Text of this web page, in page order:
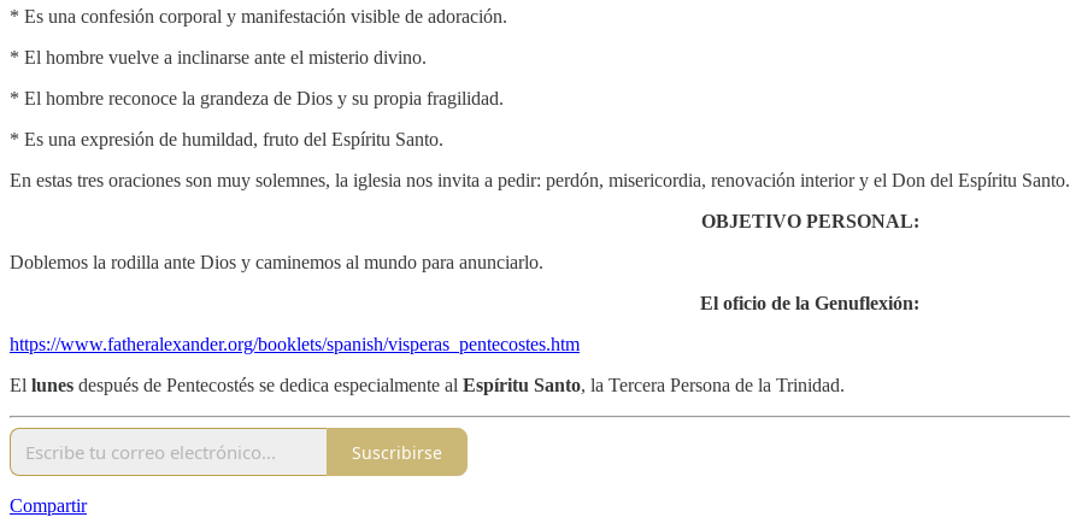
* Es una confesión corporal y manifestación visible de adoración.
* El hombre vuelve a inclinarse ante el misterio divino.
* El hombre reconoce la grandeza de Dios y su propia fragilidad.
* Es una expresión de humildad, fruto del Espíritu Santo.
En estas tres oraciones son muy solemnes, la iglesia nos invita a pedir: perdón, misericordia, renovación interior y el Don del Espíritu Santo.
OBJETIVO PERSONAL:
Doblemos la rodilla ante Dios y caminemos al mundo para anunciarlo.
El oficio de la Genuflexión:
https://www.fatheralexander.org/booklets/spanish/visperas_pentecostes.htm
El lunes después de Pentecostés se dedica especialmente al Espíritu Santo, la Tercera Persona de la Trinidad.
Suscribirse
Compartir